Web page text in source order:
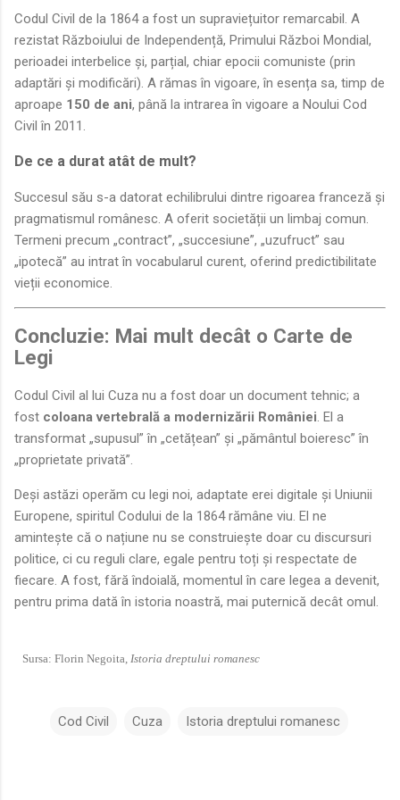
Codul Civil de la 1864 a fost un supraviețuitor remarcabil. A
rezistat Războiului de Independență, Primului Război Mondial,
perioadei interbelice și, parțial, chiar epocii comuniste (prin
adaptări și modificări). A rămas în vigoare, în esența sa, timp de
aproape 150 de ani, până la intrarea în vigoare a Noului Cod
Civil în 2011.
De ce a durat atât de mult?
Succesul său s-a datorat echilibrului dintre rigoarea franceză și
pragmatismul românesc. A oferit societății un limbaj comun.
Termeni precum „contract”, „succesiune”, „uzufruct” sau
„ipotecă” au intrat în vocabularul curent, oferind predictibilitate
vieții economice.
Concluzie: Mai mult decât o Carte de
Legi
Codul Civil al lui Cuza nu a fost doar un document tehnic; a
fost coloana vertebrală a modernizării României. El a
transformat „supusul” în „cetățean” și „pământul boieresc” în
„proprietate privată”.
Deși astăzi operăm cu legi noi, adaptate erei digitale și Uniunii
Europene, spiritul Codului de la 1864 rămâne viu. El ne
amintește că o națiune nu se construiește doar cu discursuri
politice, ci cu reguli clare, egale pentru toți și respectate de
fiecare. A fost, fără îndoială, momentul în care legea a devenit,
pentru prima dată în istoria noastră, mai puternică decât omul.
Sursa: Florin Negoita, Istoria dreptului romanesc
Cod Civil Cuza Istoria dreptului romanesc